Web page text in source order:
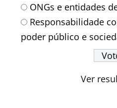
ONGs e entidades
Responsabilidade
poder público e
Ver